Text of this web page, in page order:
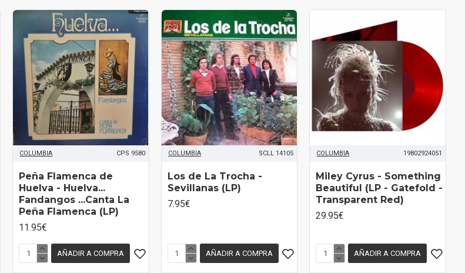
COLUMBIA CPS 9580
Peña Flamenca de
Huelva ‎- Huelva...
Fandangos ...Canta La
Peña Flamenca (LP)
11.95€
AÑADIR A COMPRA
COLUMBIA SCLL 14105
Los de La Trocha ‎-
Sevillanas (LP)
7.95€
AÑADIR A COMPRA
COLUMBIA 19802924051
Miley Cyrus ‎- Something
Beautiful (LP - Gatefold -
Transparent Red)
29.95€
AÑADIR A COMPRA